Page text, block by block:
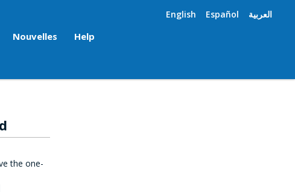
English Español العربية
Nouvelles Help
the one-